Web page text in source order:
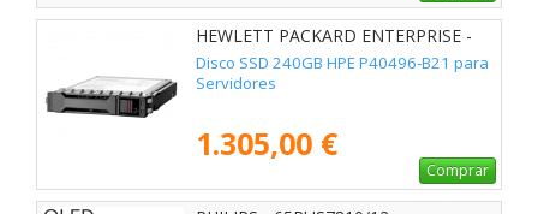
HEWLETT PACKARD ENTERPRISE -
P40496-B21
Disco SSD 240GB HPE P40496-B21 para
Servidores
1.305,00 €
Comprar